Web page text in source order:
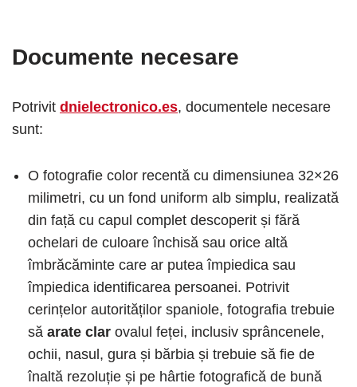
Documente necesare
Potrivit dnielectronico.es, documentele necesare
sunt:
O fotografie color recentă cu dimensiunea 32×26
milimetri, cu un fond uniform alb simplu, realizată
din față cu capul complet descoperit și fără
ochelari de culoare închisă sau orice altă
îmbrăcăminte care ar putea împiedica sau
împiedica identificarea persoanei. Potrivit
cerințelor autorităților spaniole, fotografia trebuie
să arate clar ovalul feței, inclusiv sprâncenele,
ochii, nasul, gura și bărbia și trebuie să fie de
înaltă rezoluție și pe hârtie fotografică de bună